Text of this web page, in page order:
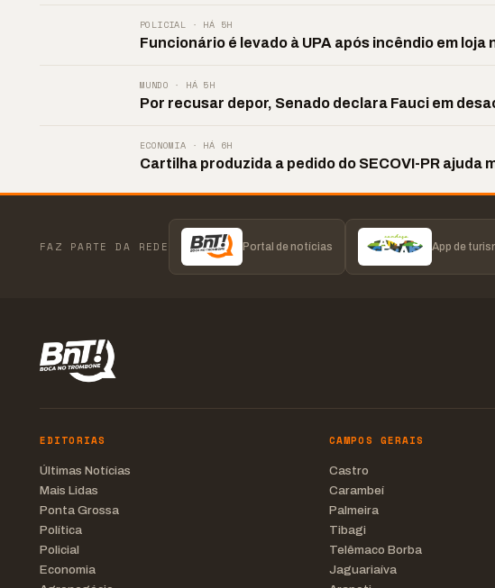
POLICIAL · HÁ 5H
Funcionário é levado à UPA após incêndio em
MUNDO · HÁ 5H
Por recusar depor, Senado declara Fauci em
ECONOMIA · HÁ 6H
Cartilha produzida a pedido do SECOVI-PR
FAZ PARTE DA REDE Portal de notícias App de
EDITORIAS
Últimas Notícias
Mais Lidas
Ponta Grossa
Política
Policial
Economia
CAMPOS GERAIS
Castro
Carambeí
Palmeira
Tibagi
Telêmaco Borba
Jaguariaíva